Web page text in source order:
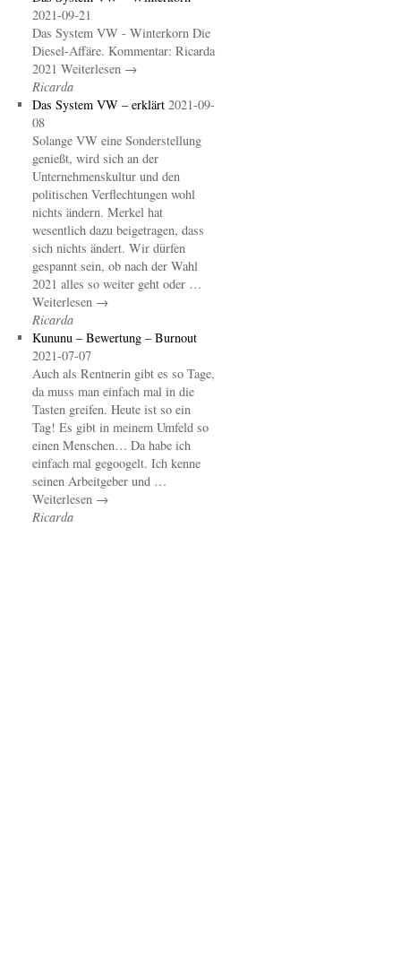
2021-09-21
Das System VW - Winterkorn Die
Diesel-Affäre. Kommentar: Ricarda
2021 Weiterlesen →
Ricarda
Das System VW – erklärt 2021-09-
08
Solange VW eine Sonderstellung
genießt, wird sich an der
Unternehmenskultur und den
politischen Verflechtungen wohl
nichts ändern. Merkel hat
wesentlich dazu beigetragen, dass
sich nichts ändert. Wir dürfen
gespannt sein, ob nach der Wahl
2021 alles so weiter geht oder …
Weiterlesen →
Ricarda
Kununu – Bewertung – Burnout
2021-07-07
Auch als Rentnerin gibt es so Tage,
da muss man einfach mal in die
Tasten greifen. Heute ist so ein
Tag! Es gibt in meinem Umfeld so
einen Menschen… Da habe ich
einfach mal gegoogelt. Ich kenne
seinen Arbeitgeber und …
Weiterlesen →
Ricarda